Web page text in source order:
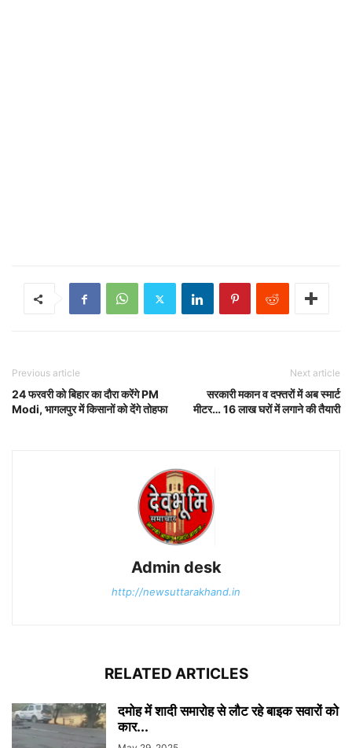
Previous article
24 फरवरी को बिहार का दौरा करेंगे PM
Modi, भागलपुर में किसानों को देंगे तोहफा
Next article
सरकारी मकान व दफ्तराें में अब स्मार्ट
मीटर… 16 लाख घरों में लगाने की तैयारी
Admin desk
http://newsuttarakhand.in
RELATED ARTICLES
दमोह में शादी समारोह से लौट रहे बाइक सवारों को
कार...